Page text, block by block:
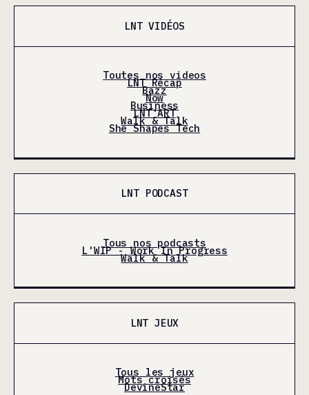
LNT VIDÉOS
Toutes nos videos
LNT Récap
Bazz
Now
Business
LNT'ART
Walk & Talk
She Shapes Tech
LNT PODCAST
Tous nos podcasts
L'WIP - Work In Progress
Walk & Talk
LNT JEUX
Tous les jeux
Mots croisés
DevineStar